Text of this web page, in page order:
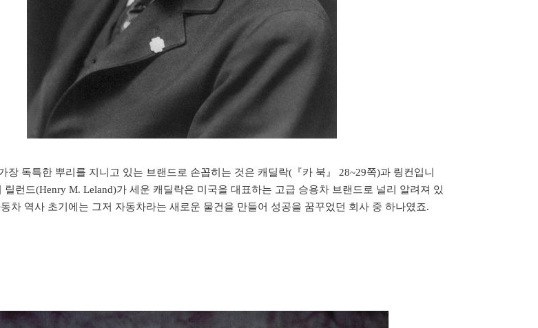
장 독특한 뿌리를 지니고 있는 브랜드로 손꼽히는 것은 캐딜락(『카 북』 28~29쪽)과 링컨입니
릴런드(Henry M. Leland)가 세운 캐딜락은 미국을 대표하는 고급 승용차 브랜드로 널리 알려져 있
차 역사 초기에는 그저 자동차라는 새로운 물건을 만들어 성공을 꿈꾸었던 회사 중 하나였죠.